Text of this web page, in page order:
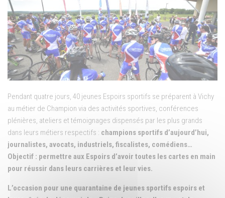
Pendant quatre jours, 40 jeunes Espoirs sportifs se préparent à Vichy
au métier de Champion via des activités sportives, conférences
plénières, ateliers et témoignages dispensés par les plus grands
dans leurs métiers respectifs : champions sportifs d’aujourd’hui,
journalistes, avocats, industriels, fiscalistes, comédiens…
Objectif : permettre aux Espoirs d’avoir toutes les cartes en main
pour réussir dans leurs carrières et leur vies.
L’occasion pour une quarantaine de jeunes sportifs espoirs et